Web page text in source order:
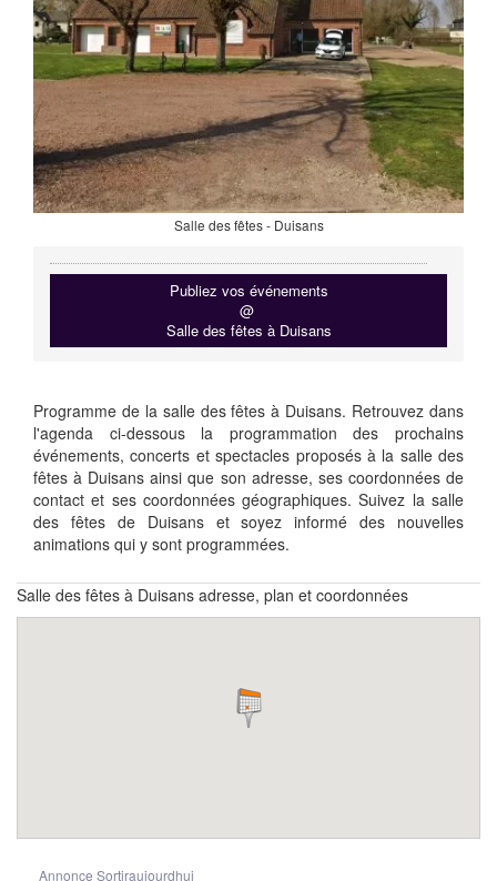
Salle des fêtes - Duisans
Publiez vos événements
@
Salle des fêtes à Duisans
Programme de la salle des fêtes à Duisans. Retrouvez dans
l'agenda ci-dessous la programmation des prochains
événements, concerts et spectacles proposés à la salle des
fêtes à Duisans ainsi que son adresse, ses coordonnées de
contact et ses coordonnées géographiques. Suivez la salle
des fêtes de Duisans et soyez informé des nouvelles
animations qui y sont programmées.
Salle des fêtes à Duisans adresse, plan et coordonnées
Annonce Sortiraujourdhui